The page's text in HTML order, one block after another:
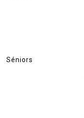
Séniors